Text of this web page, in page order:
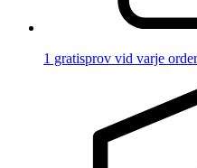
1 gratisprov vid varje order